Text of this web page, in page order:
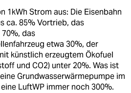
1kWh Strom aus: Die Eisenbahn
ca. 85% Vortrieb, das
das
etwa 30%, der
künstlich erzeugtem Ökofuel
und CO2) unter 20%. Was ist
Grundwasserwärmepumpe im
LuftWP immer noch 300%.